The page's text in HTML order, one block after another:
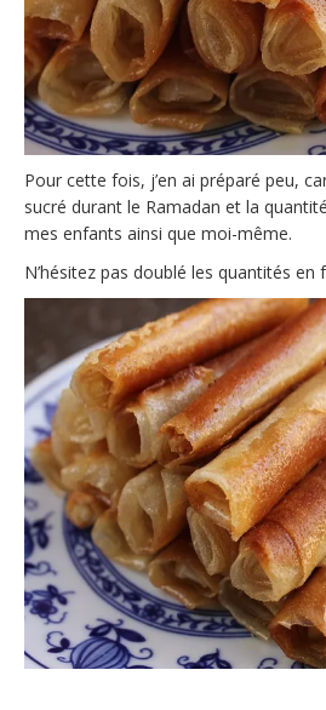
Pour cette fois, j’en ai préparé peu,
sucré durant le Ramadan et la
mes enfants ainsi que moi-même.
N’hésitez pas doublé les quantités